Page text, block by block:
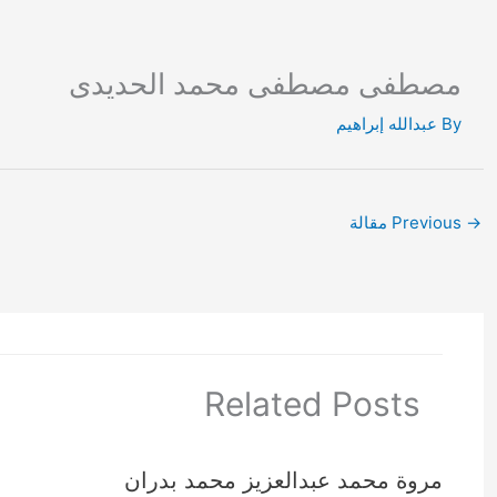
مصطفى مصطفى محمد الحديدى
By عبدالله إبراهيم
→
Related Posts
مروة محمد عبدالعزيز محمد بدران